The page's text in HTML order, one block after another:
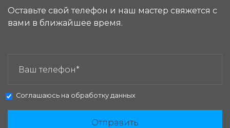
Оставьте свой телефон и наш мастер свяжется с
вами в ближайшее время.
Соглашаюсь на обработку данных
Отправить